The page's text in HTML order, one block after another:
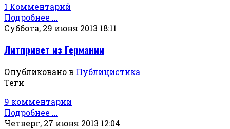
1 Комментарий
Подробнее ...
Суббота, 29 июня 2013 18:11
Литпривет из Германии
Опубликовано в Публицистика
Теги
9 комментарии
Подробнее ...
Четверг, 27 июня 2013 12:04